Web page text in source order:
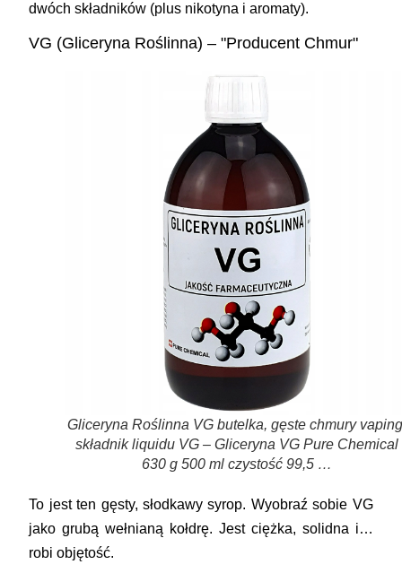
dwóch składników (plus nikotyna i aromaty).
VG (Gliceryna Roślinna) – "Producent Chmur"
Gliceryna Roślinna VG butelka, gęste chmury
składnik liquidu VG – Gliceryna VG Pure Chemical
630 g 500 ml czystość 99,5 …
To jest ten gęsty, słodkawy syrop. Wyobraź sobie VG
jako grubą wełnianą kołdrę. Jest ciężka, solidna i…
robi objętość.